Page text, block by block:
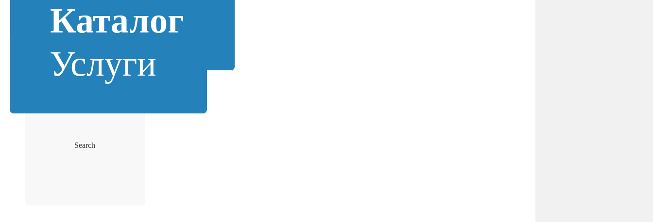
Каталог
Услуги
Search